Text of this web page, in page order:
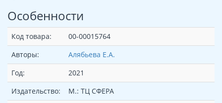
Особенности
Код товара:
00-00015764
Авторы:
Алябьева Е.А.
Год:
2021
Издательство:
М.: ТЦ СФЕРА